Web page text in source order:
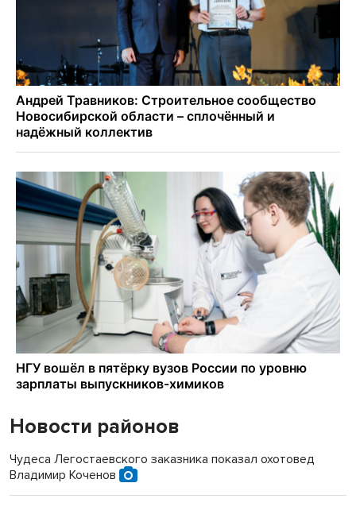
Новости районов
Чудеса Легостаевского заказника показал охотовед
Владимир Коченов